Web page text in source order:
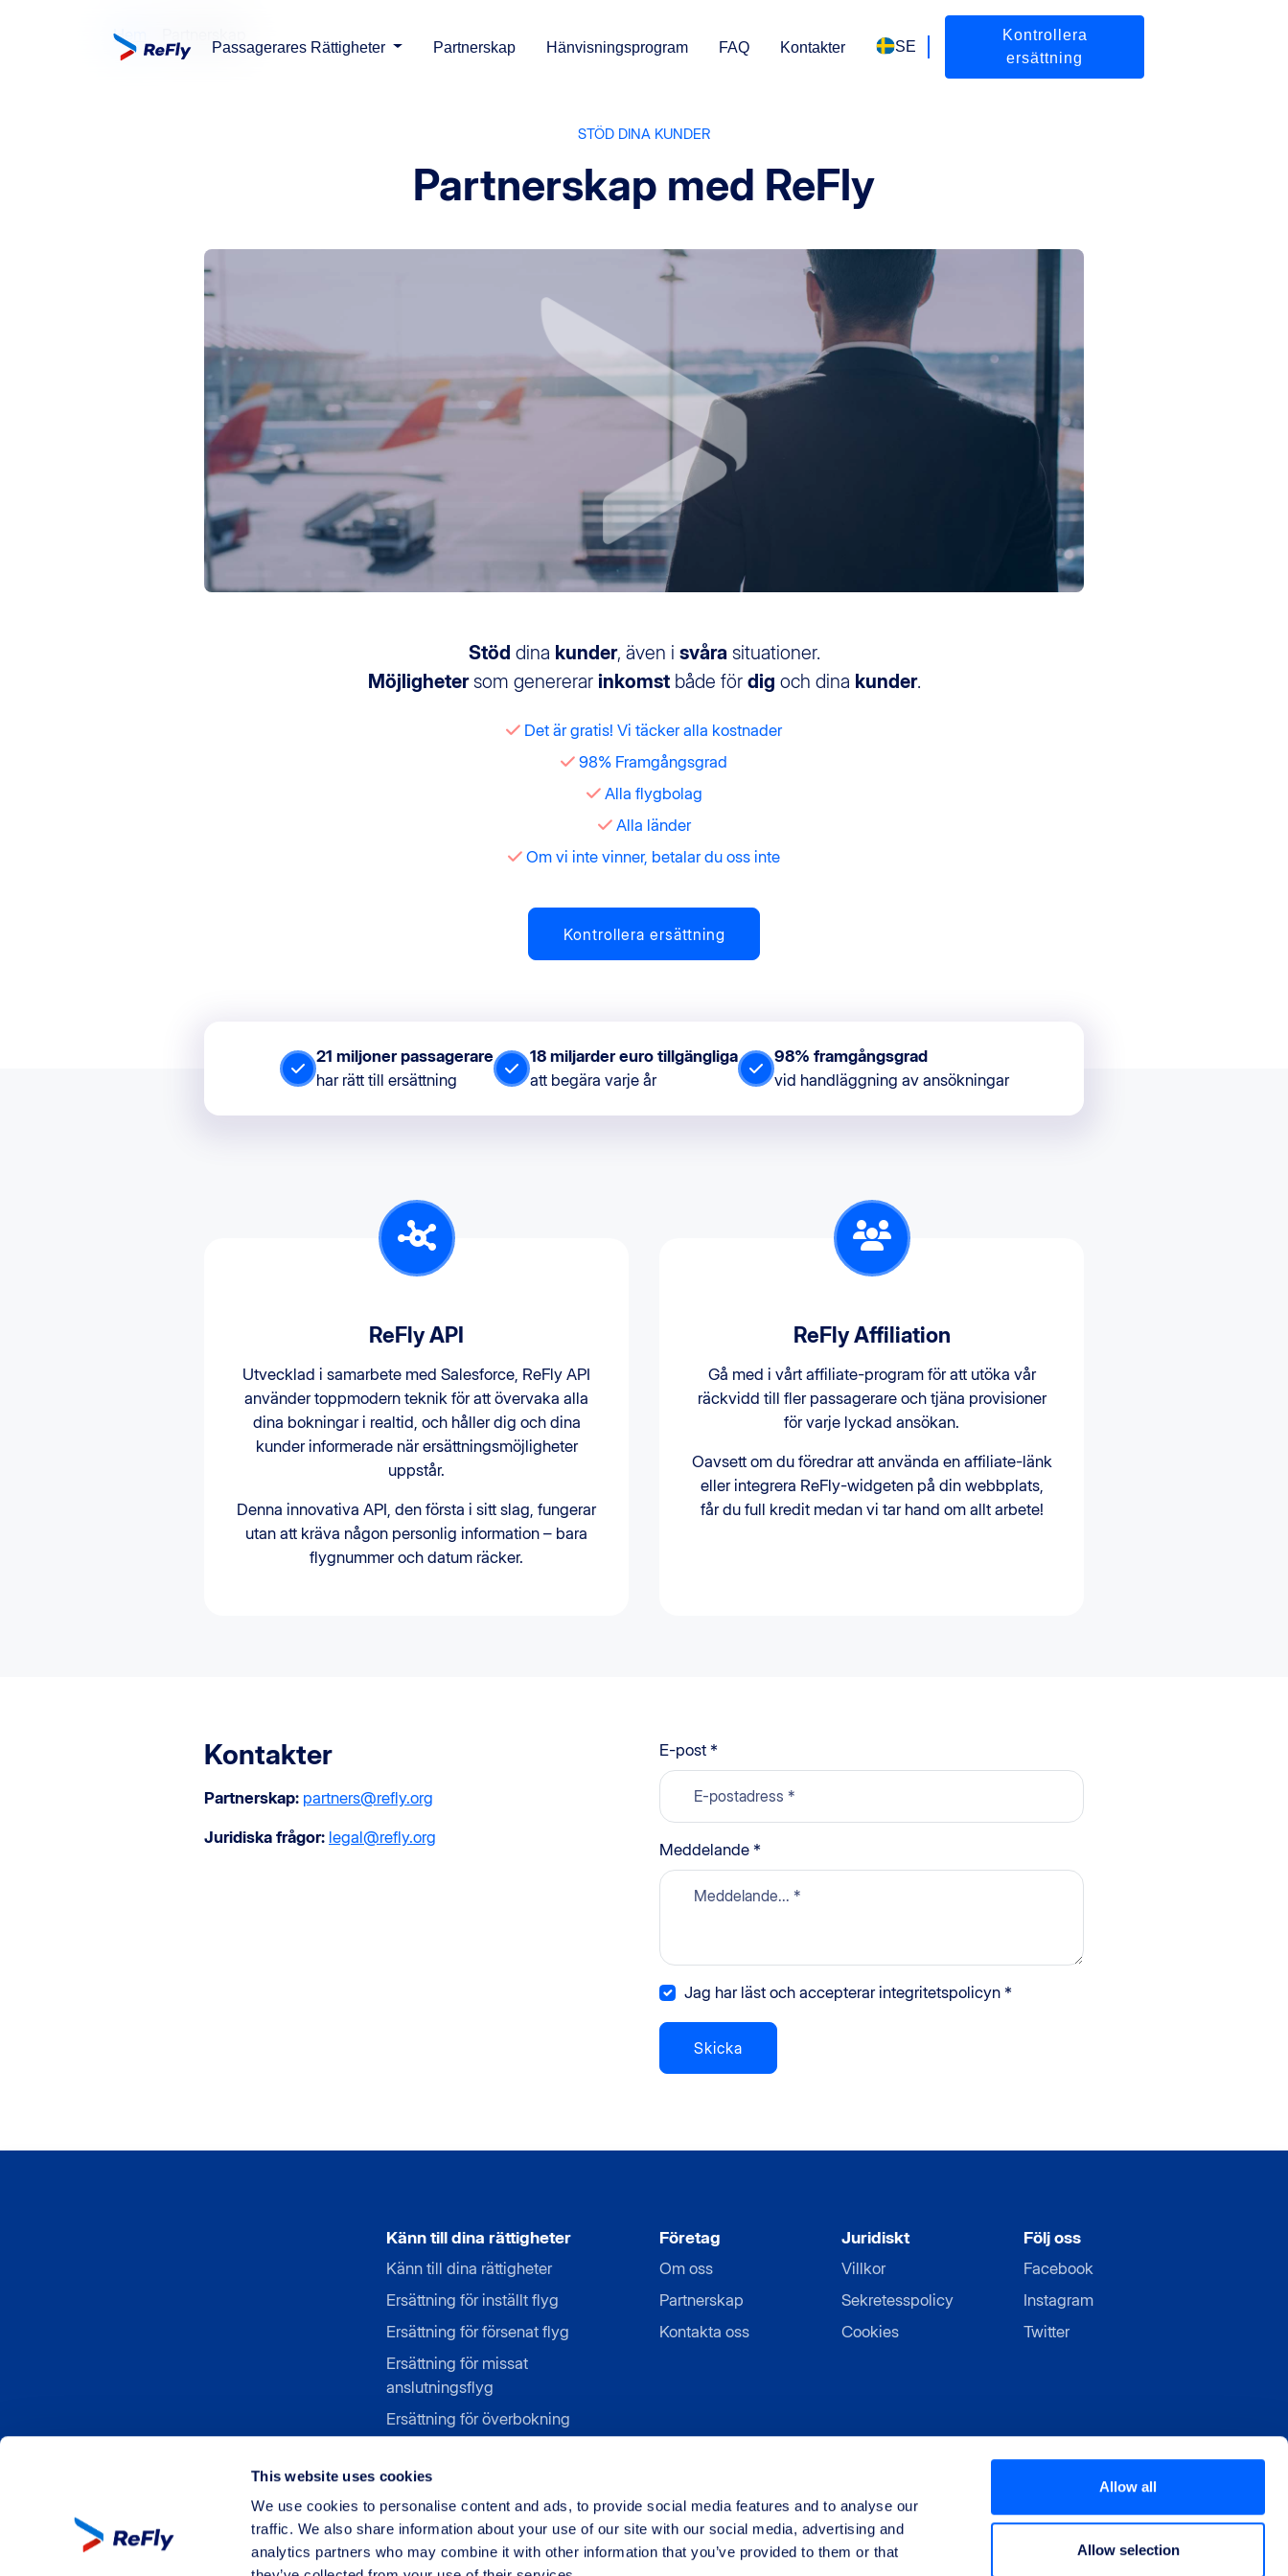
This website uses cookies
We use cookies to personalise content and ads, to provide social media features and to analyse our
traffic. We also share information about your use of our site with our social media, advertising and
analytics partners who may combine it with other information that you’ve provided to them or that
Allow all
Allow selection
Passagerares Rättigheter Partnerskap Hänvisningsprogram FAQ Kontakter SE
Kontrollera
ersättning
Hem
STÖD DINA KUNDER
Partnerskap med ReFly
Stöd dina kunder, även i svåra situationer.
Möjlighetersom genererar inkomstbåde för dig och dina kunder.
Det är gratis! Vi täcker alla kostnader
98% Framgångsgrad
Alla flygbolag
Alla länder
Om vi inte vinner, betalar du oss inte
Kontrollera ersättning
21 miljoner passagerare
har rätt till ersättning
18 miljarder euro tillgängliga
att begära varje år
98% framgångsgrad
vid handläggning av ansökningar
ReFly API
Utvecklad i samarbete med Salesforce, ReFly API
använder toppmodern teknik för att övervaka alla
dina bokningar i realtid, och håller dig och dina
kunder informerade när ersättningsmöjligheter
uppstår.
Denna innovativa API, den första i sitt slag, fungerar
utan att kräva någon personlig information – bara
flygnummer och datum räcker.
ReFly Affiliation
Gå med i vårt affiliate-program för att utöka vår
räckvidd till fler passagerare och tjäna provisioner
för varje lyckad ansökan.
Oavsett om du föredrar att använda en affiliate-länk
eller integrera ReFly-widgeten på din webbplats,
får du full kredit medan vi tar hand om allt arbete!
Kontakter
Partnerskap: partners@refly.org
Juridiska frågor: legal@refly.org
E-post *
Meddelande *
Jag har läst och accepterar integritetspolicyn *
Skicka
Känn till dina rättigheter
Känn till dina rättigheter
Ersättning för inställt flyg
Ersättning för försenat flyg
Ersättning för missat
anslutningsflyg
Ersättning för överbokning
ombordstigning
Ersättning för flygstrejk
Företag
Om oss
Partnerskap
Kontakta oss
Juridiskt
Villkor
Sekretesspolicy
Cookies
Följ oss
Facebook
Instagram
Twitter